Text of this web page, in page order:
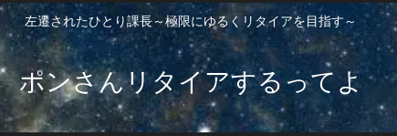
左遷されたひとり課長～極限にゆるくリタイアを目指す～
ポンさんリタイアするってよ